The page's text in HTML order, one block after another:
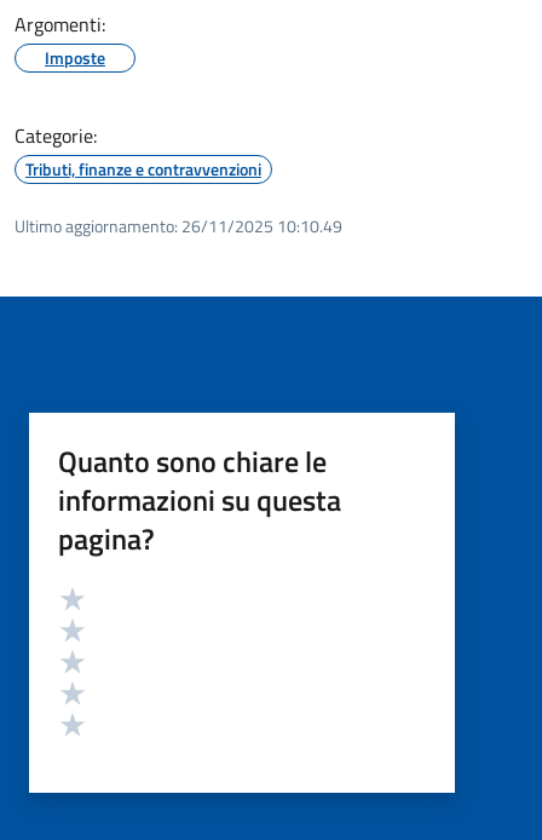
Argomenti:
Imposte
Categorie:
Tributi, finanze e contravvenzioni
Ultimo aggiornamento: 26/11/2025 10:10.49
Quanto sono chiare le
informazioni su questa
pagina?
Valutazione